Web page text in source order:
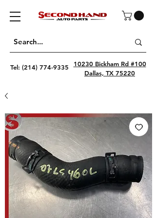
Tel: (214) 774-9335
10230 Bickham Rd #100
Dallas, TX 75220